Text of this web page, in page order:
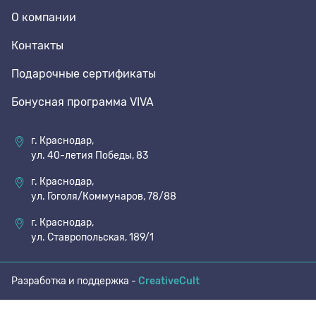
О компании
Контакты
Подарочные сертификаты
Бонусная программа VIVA
г. Краснодар,
ул. 40-летия Победы, 83
г. Краснодар,
ул. Гоголя/Коммунаров, 78/88
г. Краснодар,
ул. Ставропольская, 189/1
Разработка и поддержка - CreativeCult
8 den
Полустельки
Растяжитель и Очиститель
Рожки